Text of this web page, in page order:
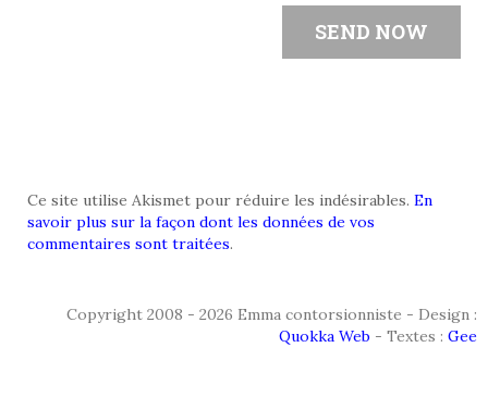
Ce site utilise Akismet pour réduire les indésirables. En
savoir plus sur la façon dont les données de vos
commentaires sont traitées.
Copyright 2008 - 2026 Emma contorsionniste - Design :
Quokka Web - Textes : Gee